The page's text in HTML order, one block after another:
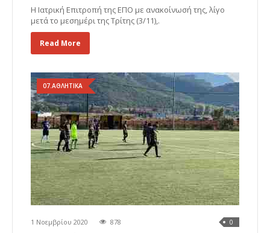
Η Ιατρική Επιτροπή της ΕΠΟ με ανακοίνωσή της, λίγο
μετά το μεσημέρι της Τρίτης (3/11),.
Read More
07.ΑΘΛΗΤΙΚΑ
1 Νοεμβρίου 2020 878 0